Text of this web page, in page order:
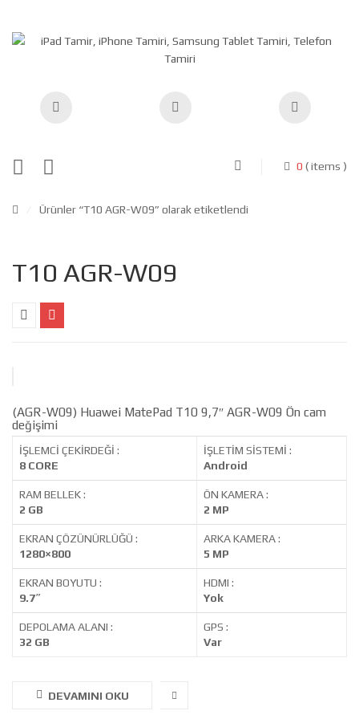
0 ( items )
Ürünler “T10 AGR-W09” olarak etiketlendi
T10 AGR-W09
(AGR-W09) Huawei MatePad T10 9,7″ AGR-W09 Ön cam
değişimi
İŞLEMCİ ÇEKİRDEĞİ :
8 CORE
İŞLETİM SİSTEMİ :
Android
RAM BELLEK :
2 GB
ÖN KAMERA :
2 MP
EKRAN ÇÖZÜNÜRLÜĞÜ :
1280×800
ARKA KAMERA :
5 MP
EKRAN BOYUTU :
9.7″
HDMI :
Yok
DEPOLAMA ALANI :
32 GB
GPS :
Var
DEVAMINI OKU